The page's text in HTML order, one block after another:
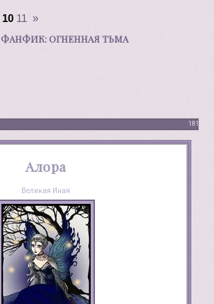
ФАНФИК: ОГНЕННАЯ ТЬМА
10 11 »
181
Алора
Великая Иная